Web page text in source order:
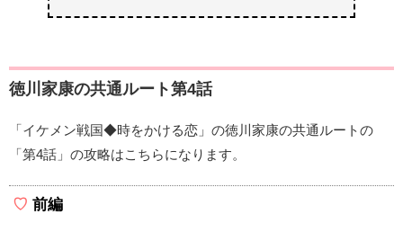
徳川家康の共通ルート第4話
「イケメン戦国◆時をかける恋」の徳川家康の共通ルートの
「第4話」の攻略はこちらになります。
前編